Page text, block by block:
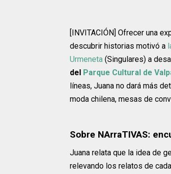
[INVITACIÓN] Ofrecer una
descubrir historias motivó a
Urmeneta (Singulares) a
del
Parque Cultural de
líneas, Juana no dará más
moda chilena, mesas de
Sobre NArraTIVAS:
Juana relata que la idea de
relevando los relatos de